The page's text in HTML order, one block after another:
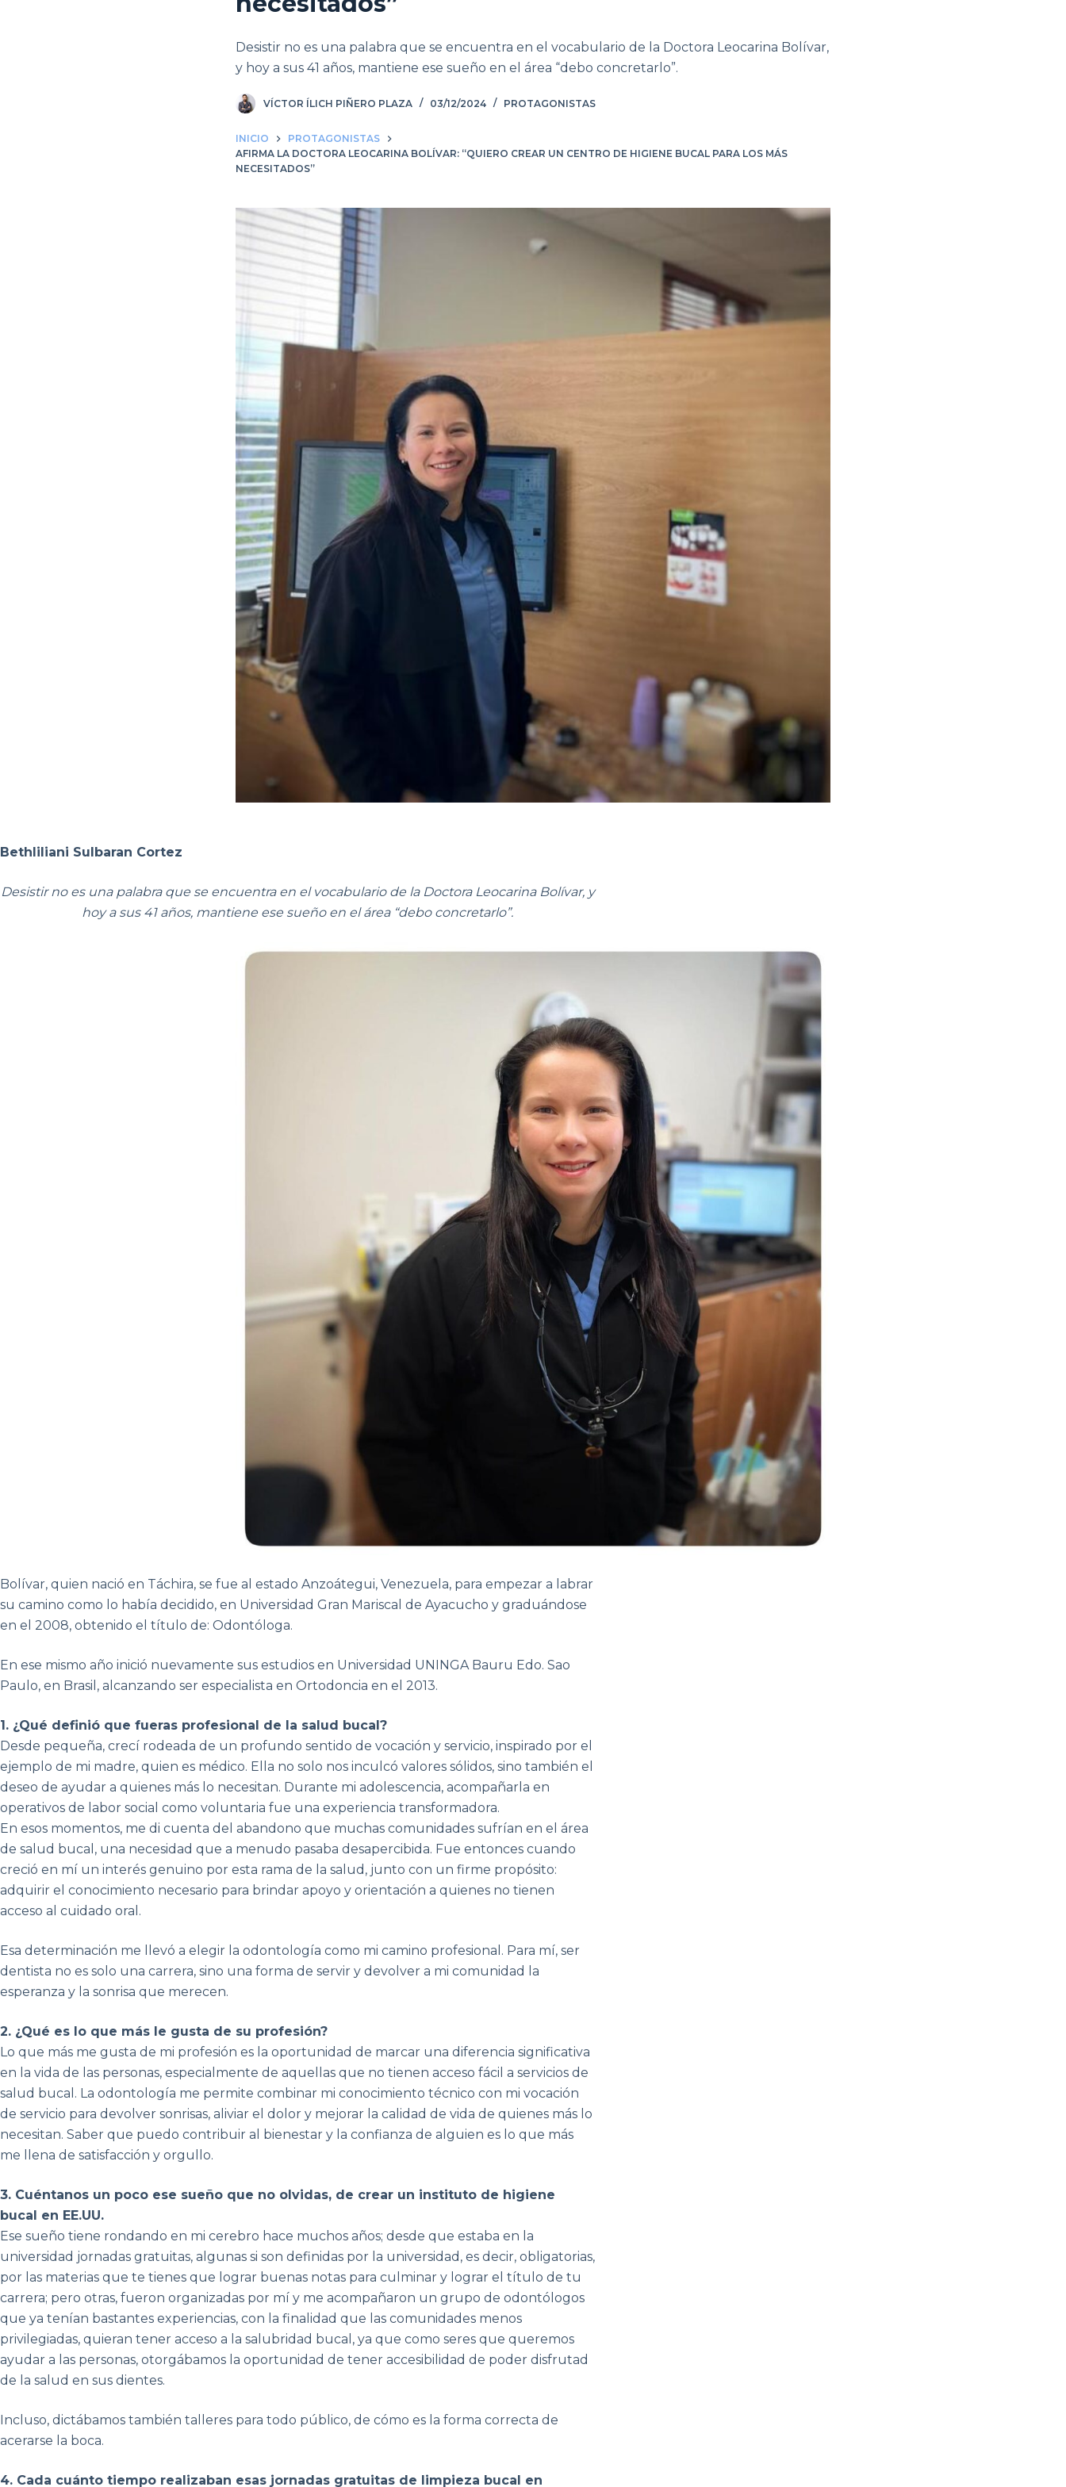
Desistir no es una palabra que se encuentra en el vocabulario de la Doctora Leocarina Bolívar,
y hoy a sus 41 años, mantiene ese sueño en el área “debo concretarlo”.
VÍCTOR ÍLICH PIÑERO PLAZA 03/12/2024 PROTAGONISTAS
INICIO
PROTAGONISTAS
AFIRMA LA DOCTORA LEOCARINA BOLÍVAR: “QUIERO CREAR UN CENTRO DE HIGIENE BUCAL PARA LOS MÁS
NECESITADOS”
Bethliliani Sulbaran Cortez
Desistir no es una palabra que se encuentra en el vocabulario de la Doctora Leocarina Bolívar, y
hoy a sus 41 años, mantiene ese sueño en el área “debo concretarlo”.
Bolívar, quien nació en Táchira, se fue al estado Anzoátegui, Venezuela, para empezar a labrar
su camino como lo había decidido, en Universidad Gran Mariscal de Ayacucho y graduándose
en el 2008, obtenido el título de: Odontóloga.
En ese mismo año inició nuevamente sus estudios en Universidad UNINGA Bauru Edo. Sao
Paulo, en Brasil, alcanzando ser especialista en Ortodoncia en el 2013.
1. ¿Qué definió que fueras profesional de la salud bucal?
Desde pequeña, crecí rodeada de un profundo sentido de vocación y servicio, inspirado por el
ejemplo de mi madre, quien es médico. Ella no solo nos inculcó valores sólidos, sino también el
deseo de ayudar a quienes más lo necesitan. Durante mi adolescencia, acompañarla en
operativos de labor social como voluntaria fue una experiencia transformadora.
En esos momentos, me di cuenta del abandono que muchas comunidades sufrían en el área
de salud bucal, una necesidad que a menudo pasaba desapercibida. Fue entonces cuando
creció en mí un interés genuino por esta rama de la salud, junto con un firme propósito:
adquirir el conocimiento necesario para brindar apoyo y orientación a quienes no tienen
acceso al cuidado oral.
Esa determinación me llevó a elegir la odontología como mi camino profesional. Para mí, ser
dentista no es solo una carrera, sino una forma de servir y devolver a mi comunidad la
esperanza y la sonrisa que merecen.
2. ¿Qué es lo que más le gusta de su profesión?
Lo que más me gusta de mi profesión es la oportunidad de marcar una diferencia significativa
en la vida de las personas, especialmente de aquellas que no tienen acceso fácil a servicios de
salud bucal. La odontología me permite combinar mi conocimiento técnico con mi vocación
de servicio para devolver sonrisas, aliviar el dolor y mejorar la calidad de vida de quienes más lo
necesitan. Saber que puedo contribuir al bienestar y la confianza de alguien es lo que más
me llena de satisfacción y orgullo.
3. Cuéntanos un poco ese sueño que no olvidas, de crear un instituto de higiene
bucal en EE.UU.
Ese sueño tiene rondando en mi cerebro hace muchos años; desde que estaba en la
universidad jornadas gratuitas, algunas si son definidas por la universidad, es decir, obligatorias,
por las materias que te tienes que lograr buenas notas para culminar y lograr el título de tu
carrera; pero otras, fueron organizadas por mí y me acompañaron un grupo de odontólogos
que ya tenían bastantes experiencias, con la finalidad que las comunidades menos
privilegiadas, quieran tener acceso a la salubridad bucal, ya que como seres que queremos
ayudar a las personas, otorgábamos la oportunidad de tener accesibilidad de poder disfrutad
de la salud en sus dientes.
Incluso, dictábamos también talleres para todo público, de cómo es la forma correcta de
acerarse la boca.
4. Cada cuánto tiempo realizaban esas jornadas gratuitas de limpieza bucal en